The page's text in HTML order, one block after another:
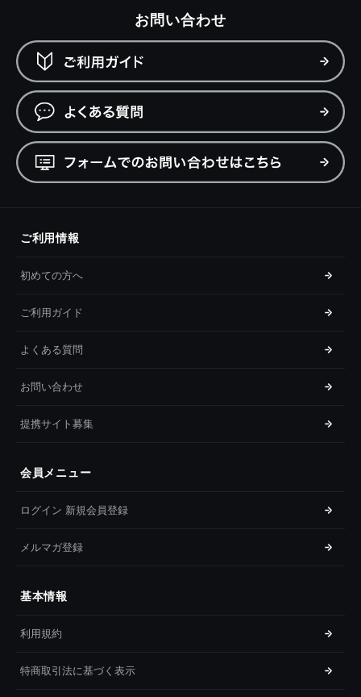
お問い合わせ
ご利用情報
初めての方へ
ご利用ガイド
よくある質問
お問い合わせ
提携サイト募集
会員メニュー
ログイン 新規会員登録
メルマガ登録
基本情報
利用規約
特商取引法に基づく表示